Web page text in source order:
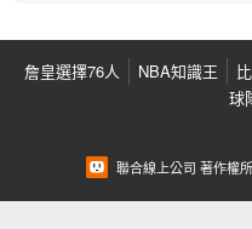
一個好心情 哪怕很辛
棒了 我們先是我們自
詹皇選擇76人 NBA知識王
球
聯合線上公司 著作權